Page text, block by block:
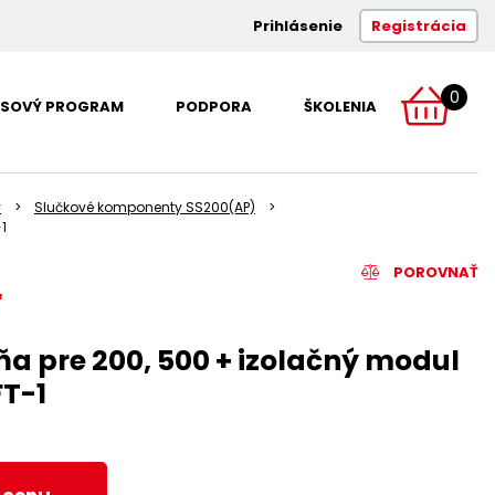
Prihlásenie Registrácia
PROGRAM PODPORA ŠKOLENIA 0
Slučkové komponenty SS200(AP)
POROVNAŤ
pre 200, 500 + izolačný modul
1